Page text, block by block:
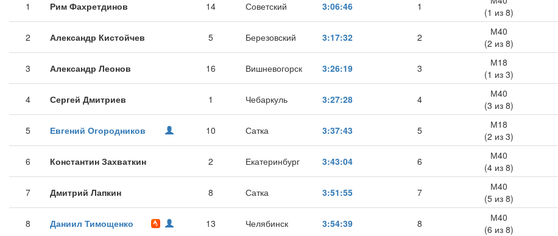
1 Рим Фахретдинов 14 Советский 3:06:46 1
(1 из 8)
2 Александр Кистойчев 5 Березовский 3:17:32 2
М40
(2 из 8)
3 Александр Леонов 16 Вишневогорск 3:26:19 3
М18
(1 из 3)
4 Сергей Дмитриев 1 Чебаркуль 3:27:28 4
М40
(3 из 8)
5 Евгений Огородников 10 Сатка 3:37:43 5
М18
(2 из 3)
6 Константин Захваткин 2 Екатеринбург 3:43:04 6
М40
(4 из 8)
7 Дмитрий Лапкин 8 Сатка 3:51:55 7
М40
(5 из 8)
8 Даниил Тимощенко 13 Челябинск 3:54:39 8
М40
(6 из 8)